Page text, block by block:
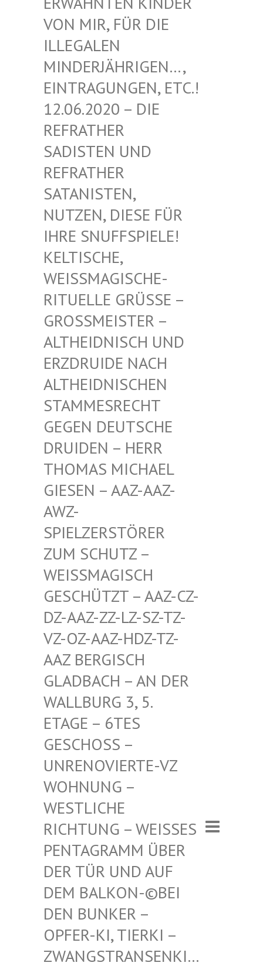
N MIR, FÜR DIE IL
LEGALEN MI
NDERJÄHRIGEN…, EI
NTRAGUNGEN, ETC.! 12
.06.2020 – DIE RE
FRATHER SA
DISTEN UND RE
FRATHER SA
TANISTEN, NU
TZEN, DIESE FÜR IH
RE SNUFFSPIELE! KE
LTISCHE, WE
ISSMAGISCHE- RIT
UELLE GRÜSSE – GROSS
MEISTER – ALTHE
IDNISCH UND ERZDR
UIDE NACH ALTHE
IDNISCHEN STAMM
ESRECHT GEGEN
DEUTSCHE DRUID
EN – HERR THOMA
S MICHAEL GIESE
N – AAZ-AAZ-AWZ-S
PIEL
ZERSTÖRER ZUM S
CHUTZ – WEISSM
AGISCH GESCHÜ
TZT – AAZ-CZ-DZ-AAZ
-ZZ-LZ-SZ-TZ-VZ-OZ-
AAZ-HDZ-TZ-AAZ BE
RGISCH GLADBA
CH – AN DER WALLBU
RG 3, 5. ETAGE
– 6TES GESCHO
SS – UNRENO
VIERTE-VZ WOHNUN
G – WESTLI
CHE RICHTU
NG – WEISSES PENTAGR
AMM ÜBER DER TÜR
UND AUF DEM BAL
KON-©BEI DEN BUN
KER – OPFER-K
I, TIERKI – ZWANGST
RANSENKI… – ZWANG